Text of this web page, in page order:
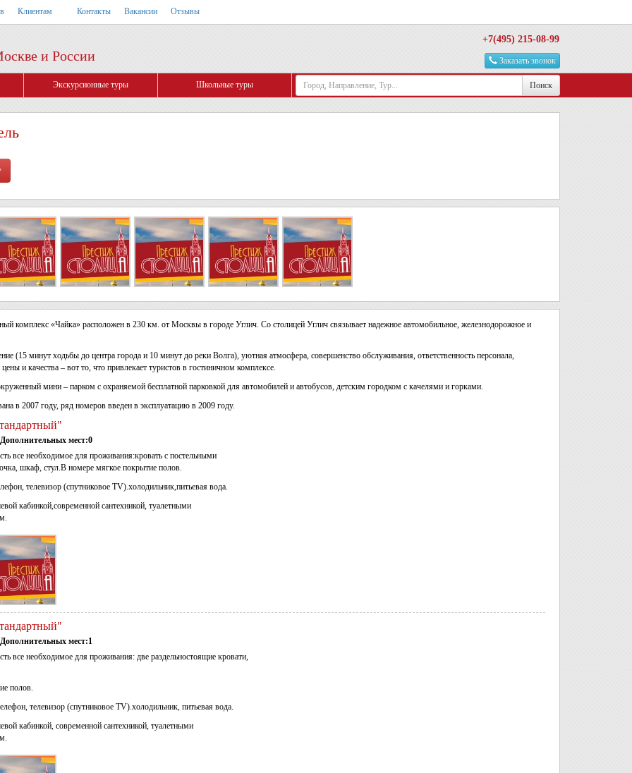
Клиентам Контакты Вакансии Отзывы
и России
+7(495) 215-08-99
Заказать звонок
Экскурсионные туры Школьные туры Поиск
комплекс «Чайка» расположен в 230 км. от Москвы в городе Углич. Со столицей Углич связывает надежное автомобильное, железнодорожное и
(15 минут ходьбы до центра города и 10 минут до реки Волга), уютная атмосфера, совершенство обслуживания, ответственность персонала,
цены и качества – вот то, что привлекает туристов в гостиничном комплексе.
мини – парком с охраняемой бесплатной парковкой для автомобилей и автобусов, детским городком с качелями и горками.
в 2007 году, ряд номеров введен в эксплуатацию в 2009 году.
Дополнительных мест:0
все необходимое для проживания:кровать с постельными
шкаф, стул.В номере мягкое покрытие полов.
телевизор (спутниковое TV).холодильник,питьевая вода.
кабинкой,современной сантехникой, туалетными
Дополнительных мест:1
все необходимое для проживания: две раздельностоящие кровати,
полов.
телевизор (спутниковое TV).холодильник, питьевая вода.
кабинкой, современной сантехникой, туалетными